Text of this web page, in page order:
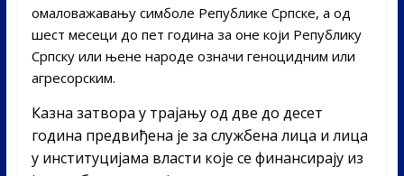
омаловажавању симболе Републике Српске, а од
шест месеци до пет година за оне који Републику
Српску или њене народе означи геноцидним или
агресорским.
Казна затвора у трајању од две до десет
година предвиђена је за службена лица и лица
у институцијама власти које се финансирају из